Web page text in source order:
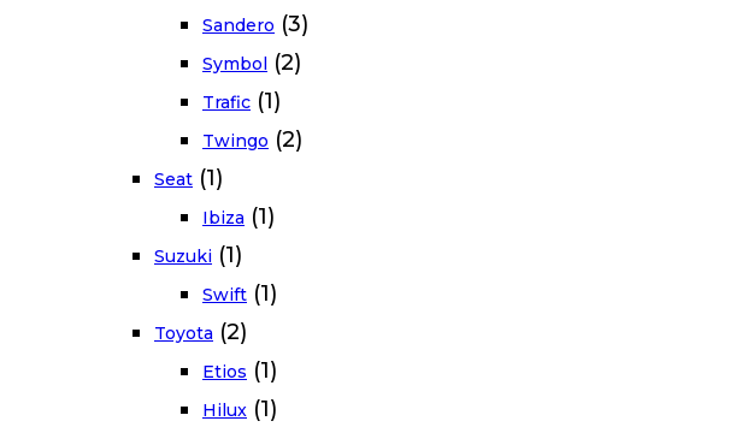
Sandero (3)
Symbol (2)
Trafic (1)
Twingo (2)
Seat (1)
Ibiza (1)
Suzuki (1)
Swift (1)
Toyota (2)
Etios (1)
Hilux (1)